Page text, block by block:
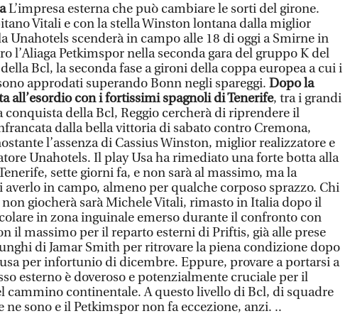
L’impresa esterna che può cambiare le sorti del girone.
Vitali e con la stella Winston lontana dalla miglior
Unahotels scenderà in campo alle 18 di oggi a Smirne in
l’Aliaga Petkimspor nella seconda gara del gruppo K del
Bcl, la seconda fase a gironi della coppa europea a cui i
approdati superando Bonn negli spareggi. Dopo la
all’esordio con i fortissimi spagnoli di Tenerife, tra i grandi
conquista della Bcl, Reggio cercherà di riprendere il
dalla bella vittoria di sabato contro Cremona,
l’assenza di Cassius Winston, miglior realizzatore e
Unahotels. Il play Usa ha rimediato una forte botta alla
sette giorni fa, e non sarà al massimo, ma la
averlo in campo, almeno per qualche corposo sprazzo. Chi
giocherà sarà Michele Vitali, rimasto in Italia dopo il
in zona inguinale emerso durante il confronto con
il massimo per il reparto esterni di Priftis, già alle prese
di Jamar Smith per ritrovare la piena condizione dopo
per infortunio di dicembre. Eppure, provare a portarsi a
esterno è doveroso e potenzialmente cruciale per il
cammino continentale. A questo livello di Bcl, di squadre
ne sono e il Petkimspor non fa eccezione, anzi. ..